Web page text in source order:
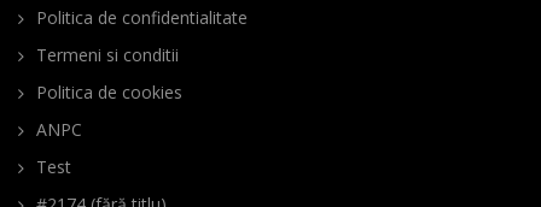
Politica de confidentialitate
Termeni si conditii
Politica de cookies
ANPC
Test